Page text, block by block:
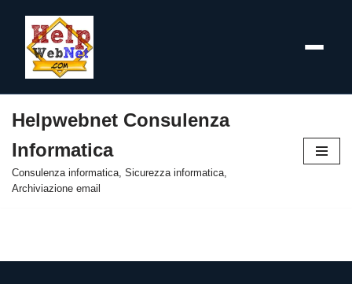
al
contenuto
Helpwebnet Consulenza
Informatica
Consulenza informatica, Sicurezza informatica,
Archiviazione email